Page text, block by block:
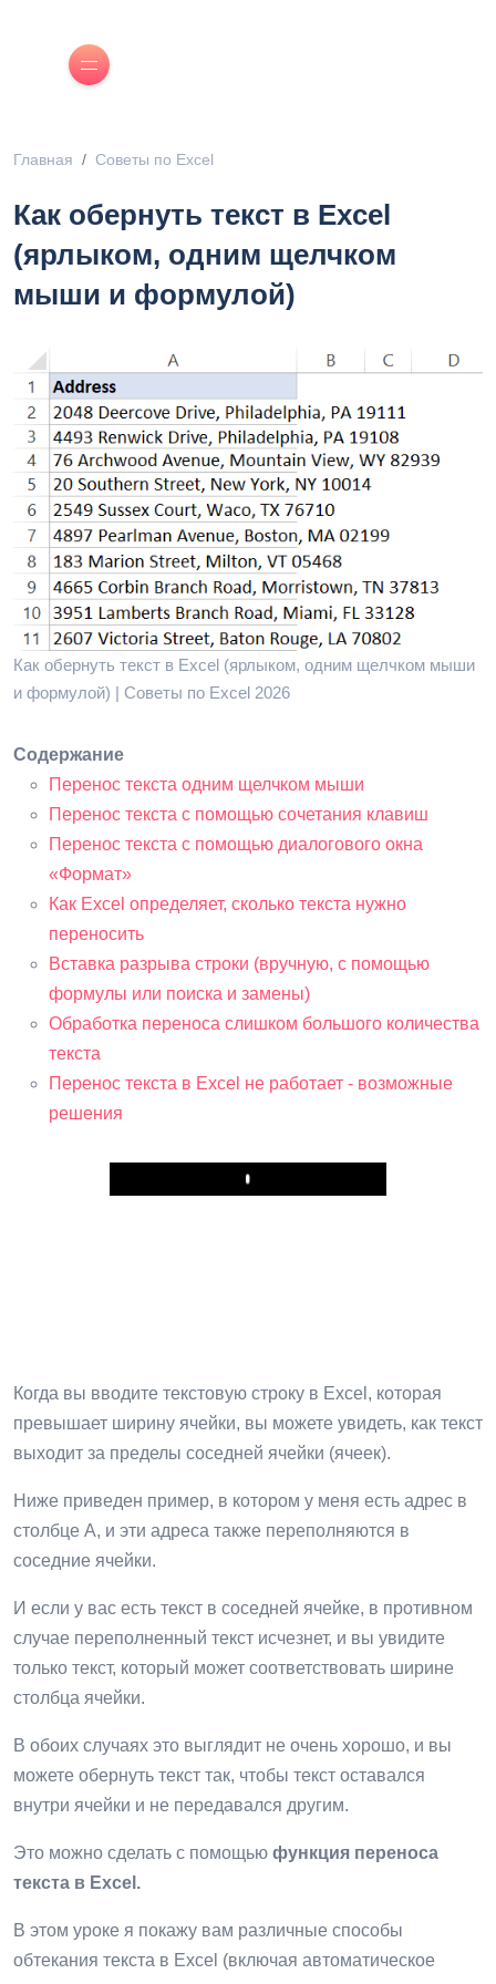
Главная Советы по Excel
Как обернуть текст в Excel
(ярлыком, одним щелчком
мыши и формулой)
Как обернуть текст в Excel (ярлыком, одним щелчком мыши
и формулой) | Советы по Excel 2026
Содержание
Перенос текста одним щелчком мыши
Перенос текста с помощью сочетания клавиш
Перенос текста с помощью диалогового окна
«Формат»
Как Excel определяет, сколько текста нужно
переносить
Вставка разрыва строки (вручную, с помощью
формулы или поиска и замены)
Обработка переноса слишком большого количества
текста
Перенос текста в Excel не работает - возможные
решения
Play
Когда вы вводите текстовую строку в Excel, которая
превышает ширину ячейки, вы можете увидеть, как текст
выходит за пределы соседней ячейки (ячеек).
Ниже приведен пример, в котором у меня есть адрес в
столбце A, и эти адреса также переполняются в
соседние ячейки.
И если у вас есть текст в соседней ячейке, в противном
случае переполненный текст исчезнет, ​​и вы увидите
только текст, который может соответствовать ширине
столбца ячейки.
В обоих случаях это выглядит не очень хорошо, и вы
можете обернуть текст так, чтобы текст оставался
внутри ячейки и не передавался другим.
Это можно сделать с помощью функция переноса
текста в Excel.
В этом уроке я покажу вам различные способы
обтекания текста в Excel (включая автоматическое